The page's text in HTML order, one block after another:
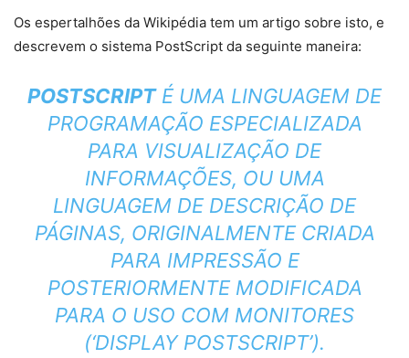
Os espertalhões da Wikipédia tem um artigo sobre isto, e
descrevem o sistema PostScript da seguinte maneira:
POSTSCRIPTÉ UMA LINGUAGEM DE
PROGRAMAÇÃO ESPECIALIZADA
PARA VISUALIZAÇÃO DE
INFORMAÇÕES, OU UMA
LINGUAGEM DE DESCRIÇÃO DE
PÁGINAS, ORIGINALMENTE CRIADA
PARA IMPRESSÃO E
POSTERIORMENTE MODIFICADA
PARA O USO COM MONITORES
(‘DISPLAY POSTSCRIPT’).